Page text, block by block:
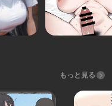
もっと見る